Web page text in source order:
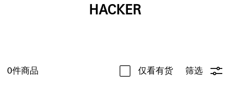
HACKER
0件商品 仅看有货 筛选